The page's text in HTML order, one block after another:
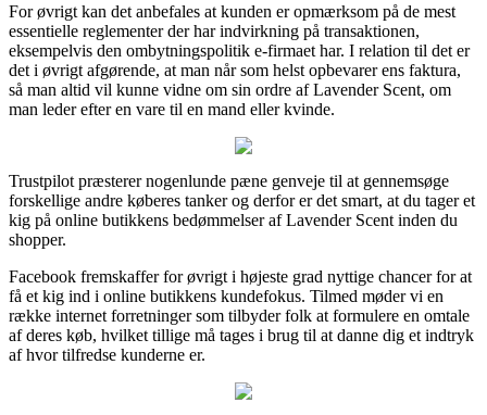
For øvrigt kan det anbefales at kunden er opmærksom på de mest
essentielle reglementer der har indvirkning på transaktionen,
eksempelvis den ombytningspolitik e-firmaet har. I relation til det er
det i øvrigt afgørende, at man når som helst opbevarer ens faktura,
så man altid vil kunne vidne om sin ordre af Lavender Scent, om
man leder efter en vare til en mand eller kvinde.
Trustpilot præsterer nogenlunde pæne genveje til at gennemsøge
forskellige andre køberes tanker og derfor er det smart, at du tager et
kig på online butikkens bedømmelser af Lavender Scent inden du
shopper.
Facebook fremskaffer for øvrigt i højeste grad nyttige chancer for at
få et kig ind i online butikkens kundefokus. Tilmed møder vi en
række internet forretninger som tilbyder folk at formulere en omtale
af deres køb, hvilket tillige må tages i brug til at danne dig et indtryk
af hvor tilfredse kunderne er.